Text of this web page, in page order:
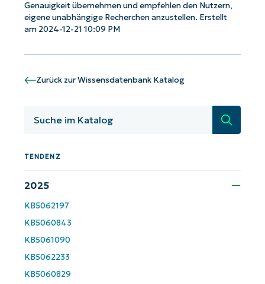
Genauigkeit übernehmen und empfehlen den Nutzern,
eigene unabhängige Recherchen anzustellen. Erstellt
am 2024-12-21 10:09 PM
Zurück zur Wissensdatenbank Katalog
Suche
TENDENZ
2025
KB5062197
KB5060843
KB5061090
KB5062233
KB5060829
Phone